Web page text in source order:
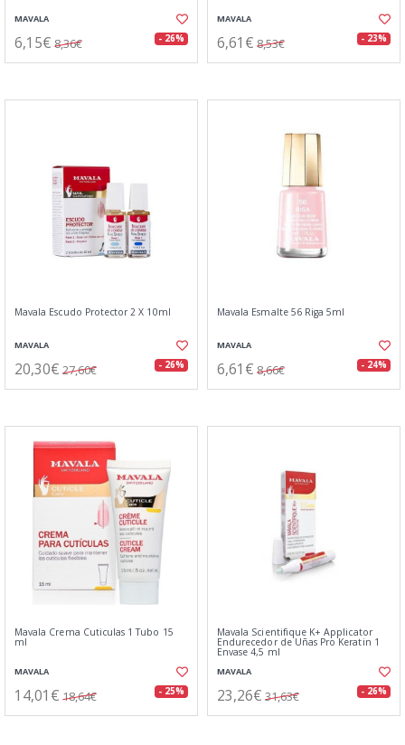
MAVALA
6,15€ 8,36€ - 26%
MAVALA
6,61€ 8,53€ - 23%
Mavala Escudo Protector 2 X 10ml
MAVALA
20,30€ 27,60€ - 26%
Mavala Esmalte 56 Riga 5ml
MAVALA
6,61€ 8,66€ - 24%
Mavala Crema Cuticulas 1 Tubo 15
ml
MAVALA
14,01€ 18,64€ - 25%
Mavala Scientifique K+ Applicator
Endurecedor de Uñas Pro Keratin 1
Envase 4,5 ml
MAVALA
23,26€ 31,63€ - 26%